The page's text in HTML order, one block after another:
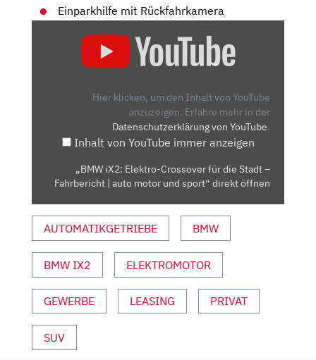
Einparkhilfe mit Rückfahrkamera
ELEKTRO-
FAHRBERICHT
MOTOR
UND
VON
YOUTUBE
ANZEIGEN
Hier klicken, um den Inhalt von YouTube
anzuzeigen. Erfahre mehr in der
Datenschutzerklärung von YouTube.
Inhalt von YouTube immer anzeigen
„BMW iX2: Elektro-Crossover für die Stadt –
Fahrbericht | auto motor und sport“ direkt öffnen
AUTOMATIKGETRIEBE BMW
BMW IX2 ELEKTROMOTOR
GEWERBE LEASING PRIVAT
SUV